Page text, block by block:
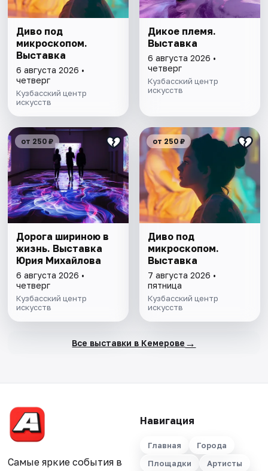
Диво под
микроскопом.
Выставка
6 августа 2026 •
четверг
Кузбасский центр
искусств
Дикое племя.
Выставка
6 августа 2026 •
четверг
Кузбасский центр
искусств
от 250 ₽
Дорога шириною в
жизнь. Выставка
Юрия Михайлова
6 августа 2026 •
четверг
Кузбасский центр
искусств
от 250 ₽
Диво под
микроскопом.
Выставка
7 августа 2026 •
пятница
Кузбасский центр
искусств
Все выставки в Кемерове →
Самые яркие события в
Навигация
Главная
Города
Площадки
Артисты